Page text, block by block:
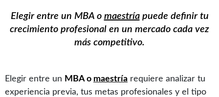
Elegir entre un MBA o maestríapuede definir tu
crecimiento profesional en un mercado cada vez
más competitivo.
Elegir entre un MBA o maestría requiere analizar tu
experiencia previa, tus metas profesionales y el tipo